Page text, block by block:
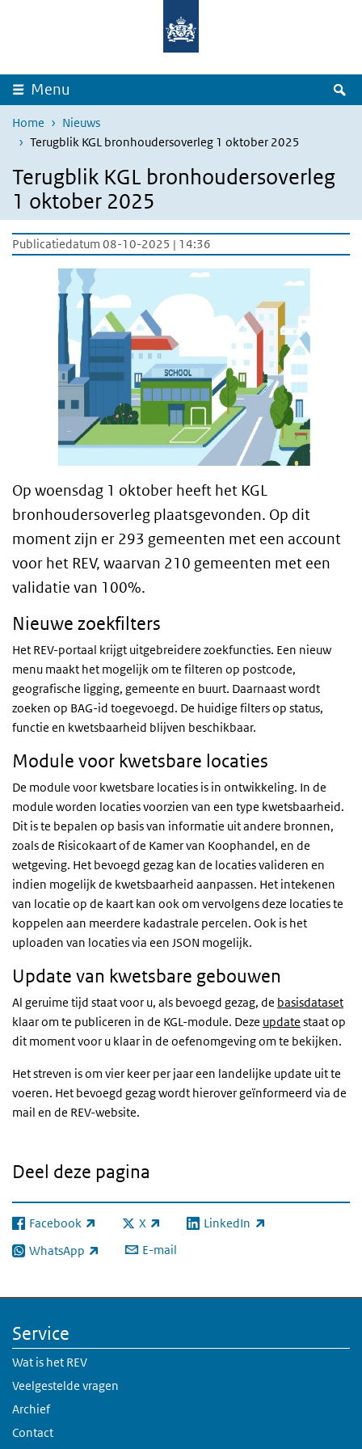
Overslaan en naar de inhoud gaan
Menu
Home
Nieuws
Terugblik KGL bronhoudersoverleg 1 oktober 2025
Terugblik KGL bronhoudersoverleg
1 oktober 2025
Publicatiedatum 08-10-2025 | 14:36
Op woensdag 1 oktober heeft het KGL
bronhoudersoverleg plaatsgevonden. Op dit
moment zijn er 293 gemeenten met een account
voor het REV, waarvan 210 gemeenten met een
validatie van 100%.
Nieuwe zoekfilters
Het REV-portaal krijgt uitgebreidere zoekfuncties. Een nieuw
menu maakt het mogelijk om te filteren op postcode,
geografische ligging, gemeente en buurt. Daarnaast wordt
zoeken op BAG-id toegevoegd. De huidige filters op status,
functie en kwetsbaarheid blijven beschikbaar.
Module voor kwetsbare locaties
De module voor kwetsbare locaties is in ontwikkeling. In de
module worden locaties voorzien van een type kwetsbaarheid.
Dit is te bepalen op basis van informatie uit andere bronnen,
zoals de Risicokaart of de Kamer van Koophandel, en de
wetgeving. Het bevoegd gezag kan de locaties valideren en
indien mogelijk de kwetsbaarheid aanpassen. Het intekenen
van locatie op de kaart kan ook om vervolgens deze locaties te
koppelen aan meerdere kadastrale percelen. Ook is het
uploaden van locaties via een JSON mogelijk.
Update van kwetsbare gebouwen
Al geruime tijd staat voor u, als bevoegd gezag, de basisdataset
klaar om te publiceren in de KGL-module. Deze update staat op
dit moment voor u klaar in de oefenomgeving om te bekijken.
Het streven is om vier keer per jaar een landelijke update uit te
voeren. Het bevoegd gezag wordt hierover geïnformeerd via de
mail en de REV-website.
Deel deze pagina
Facebook
(externe link) X
(externe link) LinkedIn
(externe link)
WhatsApp
(externe link) E-mail
Service
Wat is het REV
Veelgestelde vragen
Archief
Contact